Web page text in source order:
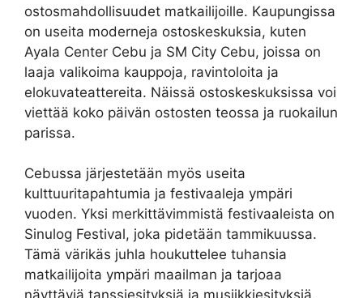
ostosmahdollisuudet matkailijoille. Kaupungissa
on useita moderneja ostoskeskuksia, kuten
Ayala Center Cebu ja SM City Cebu, joissa on
laaja valikoima kauppoja, ravintoloita ja
elokuvateattereita. Näissä ostoskeskuksissa voi
viettää koko päivän ostosten teossa ja ruokailun
parissa.
Cebussa järjestetään myös useita
kulttuuritapahtumia ja festivaaleja ympäri
vuoden. Yksi merkittävimmistä festivaaleista on
Sinulog Festival, joka pidetään tammikuussa.
Tämä värikäs juhla houkuttelee tuhansia
matkailijoita ympäri maailman ja tarjoaa